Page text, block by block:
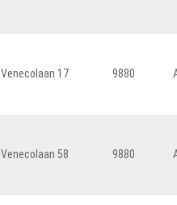
Venecolaan 17 9880
Venecolaan 58 9880